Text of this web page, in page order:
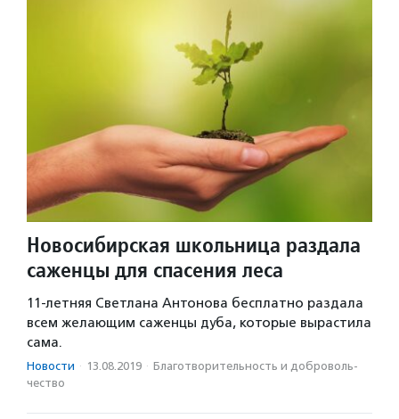
Новосибирская школьница раздала
саженцы для спасения леса
11-летняя Светлана Антонова бесплатно раздала
всем желающим саженцы дуба, которые вырастила
сама.
Новости · 13.08.2019 · Благотвори­тель­ность и доброволь­
чест­во